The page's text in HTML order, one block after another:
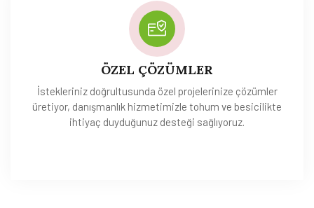
ÖZEL ÇÖZÜMLER
İstekleriniz doğrultusunda özel projelerinize çözümler
üretiyor, danışmanlık hizmetimizle tohum ve besicilikte
ihtiyaç duyduğunuz desteği sağlıyoruz.